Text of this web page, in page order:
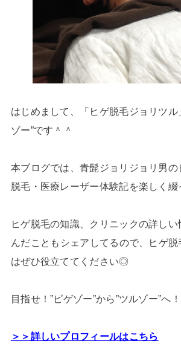
はじめまして、「ヒゲ脱毛ジョリツル
ゾー”です＾＾
本ブログでは、青髭ジョリジョリ男
脱毛・医療レーザー体験記を楽しく綴
ヒゲ脱毛の知識、クリニックの詳し
んだこともシェアしてるので、ヒゲ
はぜひ役立ててください◎
目指せ！”ピゲゾー”から”ツルゾー”へ！
＞＞詳しいプロフィールはこちら